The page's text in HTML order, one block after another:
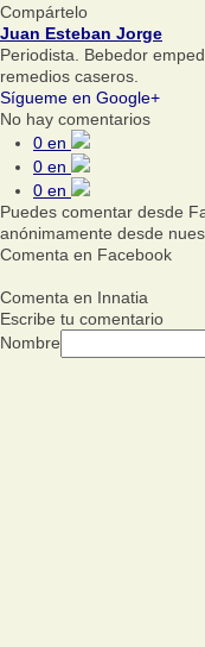
Compártelo
Juan Esteban Jorge
Periodista. Bebedor
remedios caseros.
Sígueme en Google+
No hay comentarios
0 en
0 en
0 en
Puedes comentar desde
anónimamente desde
Comenta en Facebook
Comenta en Innatia
Escribe tu comentario
Nombre